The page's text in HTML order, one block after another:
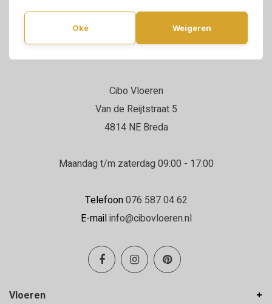
Oké Weigeren
Cibo Vloeren
Van de Reijtstraat 5
4814 NE Breda
Maandag t/m zaterdag 09:00 - 17:00
Telefoon076 587 04 62
E-mailinfo@cibovloeren.nl
Vloeren